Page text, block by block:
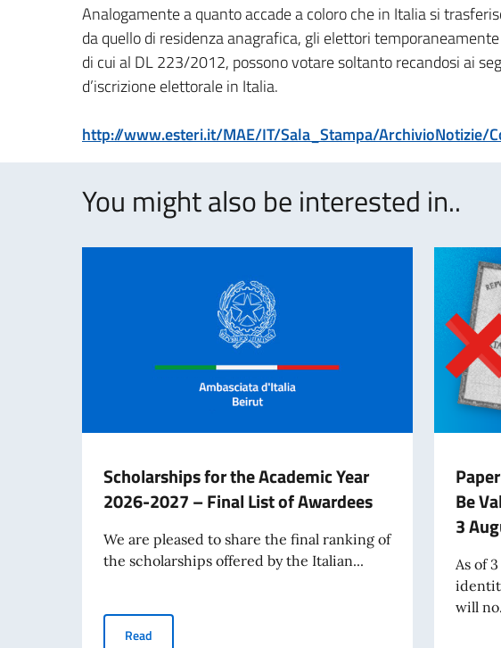
Analogamente a quanto accade a coloro che in Italia si
da quello di residenza anagrafica, gli elettori
di cui al DL 223/2012, possono votare soltanto recandosi ai
d’iscrizione elettorale in Italia.
http://www.esteri.it/MAE/IT/Sala_Stampa/
You might also be interested in..
Scholarships for the Academic Year
2026-2027 – Final List of Awardees
We are pleased to share the final ranking of
the scholarships offered by the Italian...
Read
Be
3
As of
will